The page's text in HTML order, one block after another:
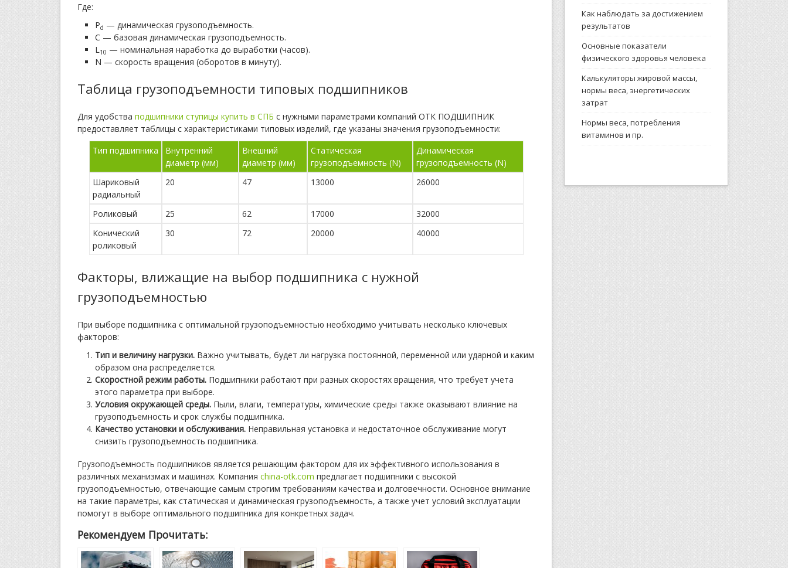
Где:
Pd — динамическая грузоподъемность.
C — базовая динамическая грузоподъемность.
L10 — номинальная наработка до выработки (часов).
N — скорость вращения (оборотов в минуту).
Таблица грузоподъемности типовых подшипников
Для удобства подшипники ступицы купить в СПБ с нужными параметрами компаний ОТК ПОДШИПНИК
предоставляет таблицы с характеристиками типовых изделий, где указаны значения грузоподъемности:
Тип подшипника
Внутренний
диаметр (мм)
Внешний
диаметр (мм)
Статическая
грузоподъемность (N)
Динамическая
грузоподъемность (N)
Шариковый
радиальный
20 47 13000 26000
Роликовый 25 62 17000
32000
Конический
роликовый
30 72 20000 40000
Факторы, влижащие на выбор подшипника с нужной
грузоподъемностью
При выборе подшипника с оптимальной грузоподъемностью необходимо учитывать несколько ключевых
факторов:
Тип и величину нагрузки. Важно учитывать, будет ли нагрузка постоянной, переменной или ударной и каким
образом она распределяется.
Скоростной режим работы. Подшипники работают при разных скоростях вращения, что требует учета
этого параметра при выборе.
Условия окружающей среды. Пыли, влаги, температуры, химические среды также оказывают влияние на
грузоподъемность и срок службы подшипника.
Качество установки и обслуживания. Неправильная установка и недостаточное обслуживание могут
снизить грузоподъемность подшипника.
Грузоподъемность подшипников является решающим фактором для их эффективного использования в
различных механизмах и машинах. Компания china-otk.com предлагает подшипники с высокой
грузоподъемностью, отвечающие самым строгим требованиям качества и долговечности. Основное внимание
на такие параметры, как статическая и динамическая грузоподъемность, а также учет условий эксплуатации
помогут в выборе оптимального подшипника для конкретных задач.
Рекомендуем Прочитать:
Как наблюдать за достижением
результатов
Основные показатели
физического здоровья человека
Калькуляторы жировой массы,
нормы веса, энергетических
затрат
Нормы веса, потребления
витаминов и пр.